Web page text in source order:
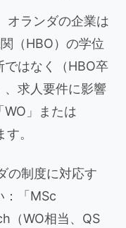
オランダの企業は
（HBO）の学位
ではなく（HBO卒
、求人要件に影響
」または
。
の制度に対応す
：「MSc
（WO相当、QS